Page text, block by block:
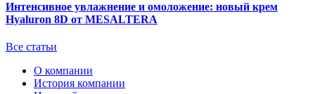
Интенсивное увлажнение и омоложение: новый крем
Hyaluron 8D от MESALTERA
Все статьи
О компании
История компании